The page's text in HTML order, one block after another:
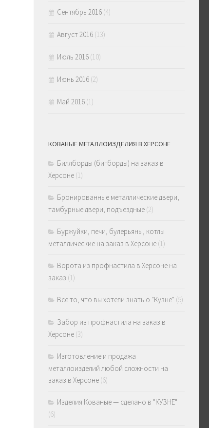
Сентябрь 2016 (4)
Август 2016 (13)
Июль 2016 (10)
Июнь 2016 (2)
Май 2016 (1)
КОВАНЫЕ МЕТАЛЛОИЗДЕЛИЯ В ХЕРСОНЕ
Биллборды (бигборды) на заказ в
Херсоне (1)
Бронированные металлические двери,
тамбурные двери, подъездные (2)
Буржуйки, печи, булерьяны, котлы
металлические на заказ в Херсоне (1)
Ворота из профнастила в Херсоне на
заказ (1)
Все то, что вы хотели знать о "Кузне" (5)
Забор из профнастила на заказ в
Херсоне (3)
Изготовление и продажа
металлоизделий любой сложности на
заказ в Херсоне (6)
Изделия Кованые — сделано в "КУЗНЕ"
(6)